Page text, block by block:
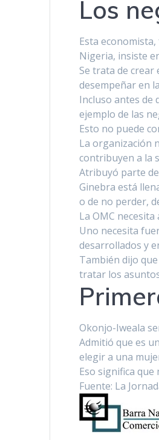
Los
Esta
Nigeria, insiste
Se trata de crear
desempeñar en
Incluso antes de
ejemplo de las
Esto no puede
La organización
contribuyen a la
Atribuyó parte
Ginebra está
o de no perder,
La OMC
Uno necesita
desarrollados y
También dijo
tratar los
Okonjo-Iweala
Admitió que es
elegir a una
Eso significa
Fuente: La